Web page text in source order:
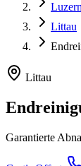
Littau
Littau
Garantierte